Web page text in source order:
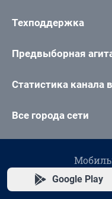
Техподдержка
Предвыборная
Статистика канала
Все города сети
Google Play